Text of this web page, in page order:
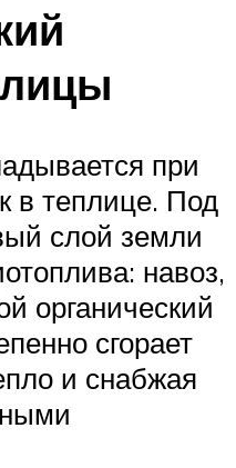
при
в теплице. Под
слой земли
навоз,
органический
сгорает
и снабжая